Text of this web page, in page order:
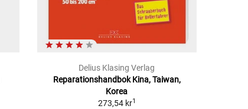
Delius Klasing Verlag
Reparationshandbok Kina, Taiwan,
Korea
273,54 kr1